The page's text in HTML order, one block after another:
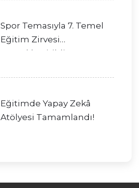
Spor Temasıyla 7. Temel
Eğitim Zirvesi
Gerçekleştirildi!
Eğitimde Yapay Zekâ
Atölyesi Tamamlandı!